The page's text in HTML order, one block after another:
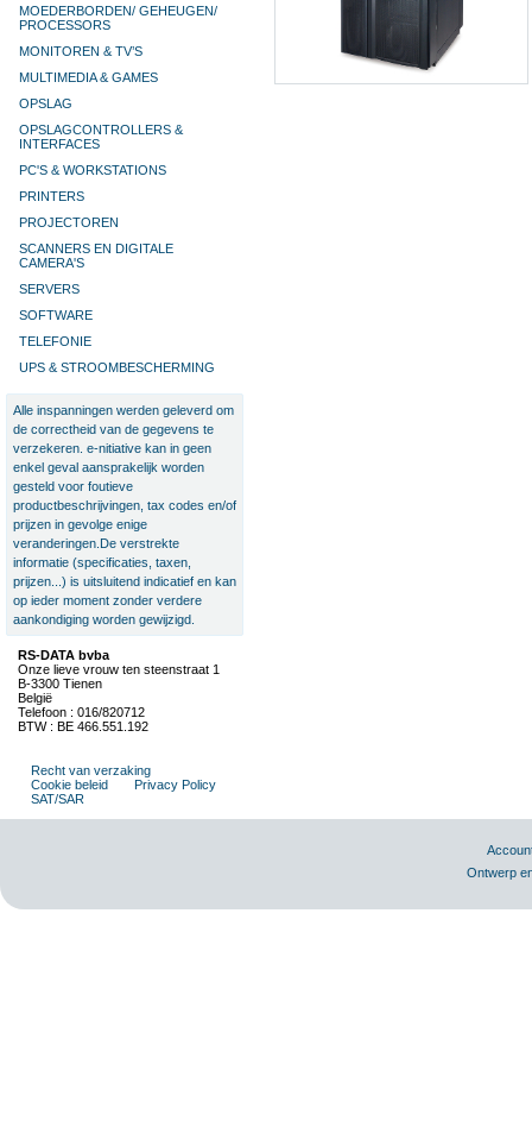
MOEDERBORDEN/ GEHEUGEN/
PROCESSORS
MONITOREN & TV’S
MULTIMEDIA & GAMES
OPSLAG
OPSLAGCONTROLLERS &
INTERFACES
PC'S & WORKSTATIONS
PRINTERS
PROJECTOREN
SCANNERS EN DIGITALE
CAMERA'S
SERVERS
SOFTWARE
TELEFONIE
UPS & STROOMBESCHERMING
Alle inspanningen werden geleverd om
de correctheid van de gegevens te
verzekeren. e-nitiative kan in geen
enkel geval aansprakelijk worden
gesteld voor foutieve
productbeschrijvingen, tax codes en/of
prijzen in gevolge enige
veranderingen.De verstrekte
informatie (specificaties, taxen,
prijzen...) is uitsluitend indicatief en kan
op ieder moment zonder verdere
aankondiging worden gewijzigd.
RS-DATA bvba
Onze lieve vrouw ten steenstraat 1
B-3300 Tienen
België
Telefoon : 016/820712
BTW : BE 466.551.192
Recht van verzaking
Cookie beleid
Privacy Policy
SAT/SAR
Ontwerp